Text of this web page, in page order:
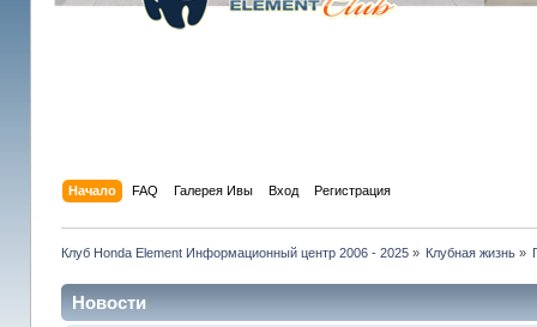
Начало FAQ Галерея Ивы Вход Регистрация
Клуб Honda Element Информационный центр 2006 - 2025» Клубная жизнь »
Новости